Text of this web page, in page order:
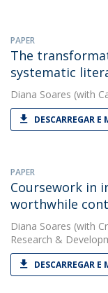
PAPER
The
systematic
Diana Soares (with
DESCARREGAR E
PAPER
Coursework in
worthwhile
Diana Soares (with
Research &
DESCARREGAR E